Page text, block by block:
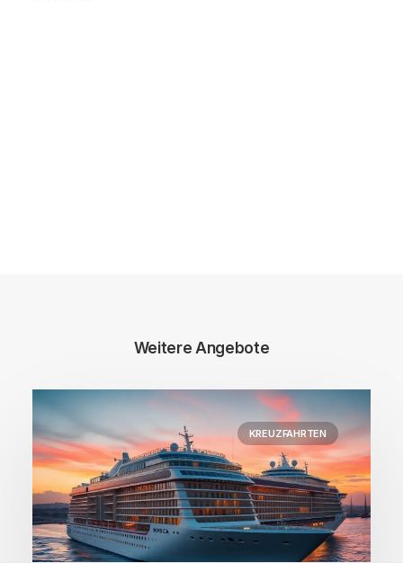
Weitere Angebote
KREUZFAHRTEN